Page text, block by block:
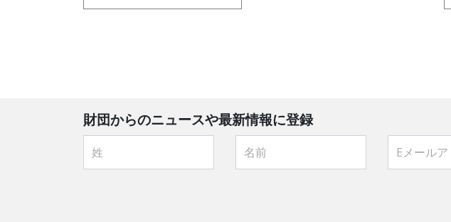
財団からのニュースや最新情報に登録